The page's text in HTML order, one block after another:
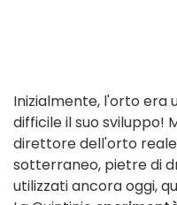
Inizialmente, l'orto era
difficile il suo sviluppo!
direttore dell'orto
sotterraneo, pietre di
utilizzati ancora oggi,